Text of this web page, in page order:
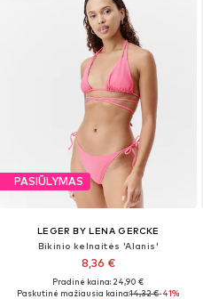
PASIŪLYMAS
LEGER BY LENA GERCKE
Bikinio kelnaitės 'Alanis'
8,36 €
Pradinė kaina: 24,90 €
Paskutinė mažiausia kaina:14,32 €-41%